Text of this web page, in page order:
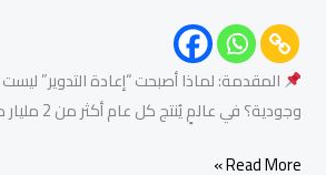
المقدمة: لماذا أصبحت “إعادة التدوير” ليست
وجودية؟ في عالمٍ يُنتج كل عام أكثر من 2 مليار طن من […]
Read More »